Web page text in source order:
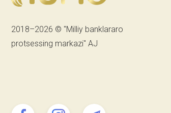
2018–2026 © "Milliy banklararo
protsessing markazi" AJ